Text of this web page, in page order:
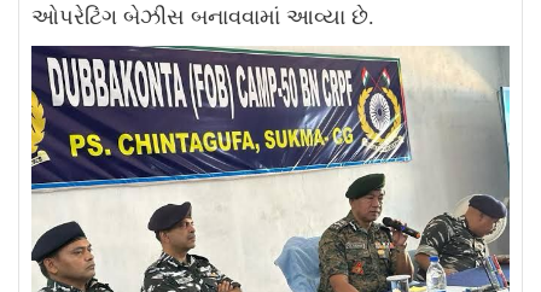
ઓપરેટિંગ બેઝીસ બનાવવામાં આવ્યા છે.